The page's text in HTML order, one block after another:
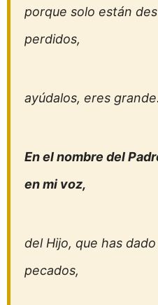
porque solo están
perdidos,
ayúdalos, eres grande.
En el nombre del
en mi voz,
del Hijo, que has
pecados,